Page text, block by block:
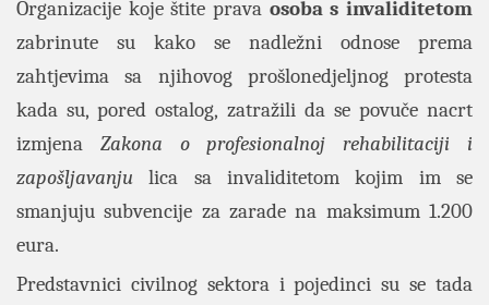
Organizacije koje štite prava osoba s invaliditetom
zabrinute su kako se nadležni odnose prema
zahtjevima sa njihovog prošlonedjeljnog protesta
kada su, pored ostalog, zatražili da se povuče nacrt
izmjena Zakona o profesionalnoj rehabilitaciji i
zapošljavanju lica sa invaliditetom kojim im se
smanjuju subvencije za zarade na maksimum 1.200
eura.
Predstavnici civilnog sektora i pojedinci su se tada